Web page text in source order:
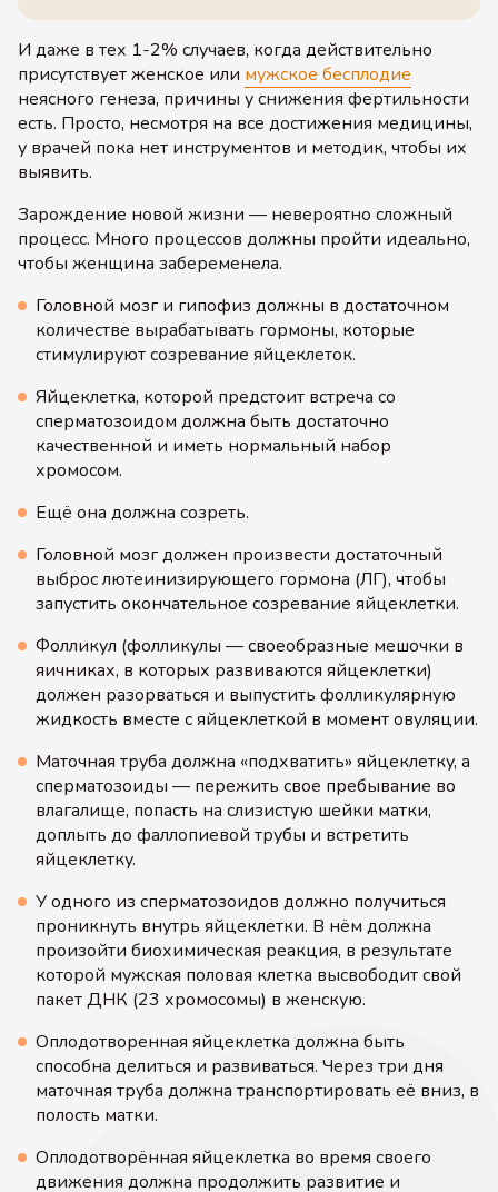
И даже в тех 1-2% случаев, когда действительно
присутствует женское или мужское бесплодие
неясного генеза, причины у снижения фертильности
есть. Просто, несмотря на все достижения медицины,
у врачей пока нет инструментов и методик, чтобы их
выявить.
Зарождение новой жизни — невероятно сложный
процесс. Много процессов должны пройти идеально,
чтобы женщина забеременела.
Головной мозг и гипофиз должны в достаточном
количестве вырабатывать гормоны, которые
стимулируют созревание яйцеклеток.
Яйцеклетка, которой предстоит встреча со
сперматозоидом должна быть достаточно
качественной и иметь нормальный набор
хромосом.
Ещё она должна созреть.
Головной мозг должен произвести достаточный
выброс лютеинизирующего гормона (ЛГ), чтобы
запустить окончательное созревание яйцеклетки.
Фолликул (фолликулы — своеобразные мешочки в
яичниках, в которых развиваются яйцеклетки)
должен разорваться и выпустить фолликулярную
жидкость вместе с яйцеклеткой в момент овуляции.
Маточная труба должна «подхватить» яйцеклетку, а
сперматозоиды — пережить свое пребывание во
влагалище, попасть на слизистую шейки матки,
доплыть до фаллопиевой трубы и встретить
яйцеклетку.
У одного из сперматозоидов должно получиться
проникнуть внутрь яйцеклетки. В нём должна
произойти биохимическая реакция, в результате
которой мужская половая клетка высвободит свой
пакет ДНК (23 хромосомы) в женскую.
Оплодотворенная яйцеклетка должна быть
способна делиться и развиваться. Через три дня
маточная труба должна транспортировать её вниз, в
полость матки.
Оплодотворённая яйцеклетка во время своего
движения должна продолжить развитие и